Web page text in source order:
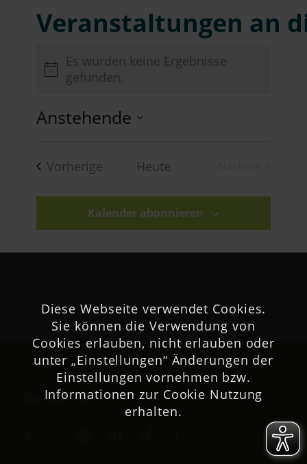
Veranstaltungen an
Hinweis
Es wurden keine Ergebnisse
gefunden.
Anstehende
wählen.
Vorherige Veranstaltungen
Heute
Kalender abonnieren
Netzwerk
Diese Webseite verwendet Cookies.
Sie können die Verwendung von
Cookies erlauben, nicht erlauben oder
unter „Einstellungen“ Änderungen der
Einstellungen vornehmen bzw.
Informationen zur Cookie Nutzung
erhalten.